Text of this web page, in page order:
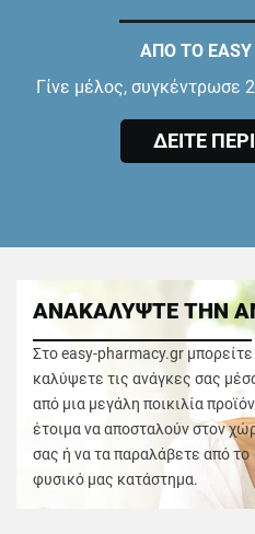
ΑΠΟ ΤΟ EASY
Γίνε μέλος, συγκέντρωσε
ΔΕΙΤΕ
ΑΝΑΚΑΛΥΨΤΕ ΤΗΝ
Στο easy-pharmacy.gr μπορείτε
καλύψετε τις ανάγκες σας
από μια μεγάλη ποικιλία
έτοιμα να αποσταλούν στον
σας ή να τα παραλάβετε από το
φυσικό μας κατάστημα.